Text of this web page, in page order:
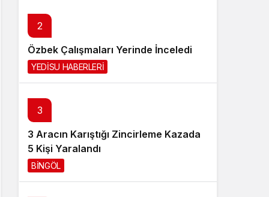
2
Özbek Çalışmaları Yerinde İnceledi
YEDİSU HABERLERİ
3
3 Aracın Karıştığı Zincirleme Kazada
5 Kişi Yaralandı
BİNGÖL